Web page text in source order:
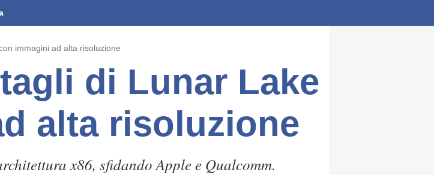
immagini ad alta risoluzione
di Lunar Lake
alta risoluzione
x86, sfidando Apple e Qualcomm.